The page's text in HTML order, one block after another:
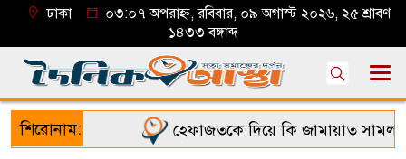
ঢাকা
০৩:০৭ অপরাহ্ন, রবিবার, ০৯ অগাস্ট ২০২৬, ২৫ শ্রাবণ
১৪৩৩ বঙ্গাব্দ
শিরোনাম: হেফাজতকে দিয়ে কি জামায়াত